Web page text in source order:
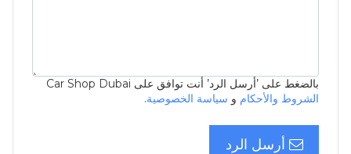
بالضغط على ’أرسل الرد’ أنت توافق على Car Shop Dubai
الشروط والأحكام و سياسة الخصوصية.
أرسل الرد